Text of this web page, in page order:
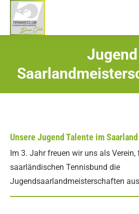
Jugend
Sie befinden sich
Unsere Jugend Talente im
Im 3. Jahr freuen wir uns als Verein,
saarländischen Tennisbund die
Jugendsaarlandmeisterschaften